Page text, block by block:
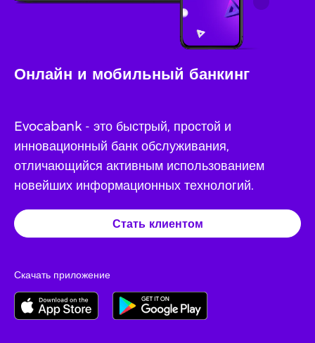
Онлайн и мобильный банкинг
Evocabank - это быстрый, простой и
инновационный банк обслуживания,
отличающийся активным использованием
новейших информационных технологий.
Стать клиентом
Скачать приложение